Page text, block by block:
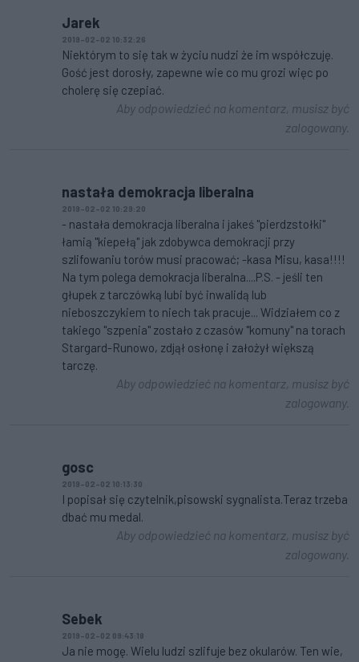
Jarek
2019-02-02 10:32:26
Niektórym to się tak w życiu nudzi że im współczuję.
Gość jest dorosły, zapewne wie co mu grozi więc po
cholerę się czepiać.
Aby odpowiedzieć na komentarz, musisz być
zalogowany.
nastała demokracja liberalna
2019-02-02 10:29:20
- nastała demokracja liberalna i jakeś "pierdzstołki"
łamią "kiepełą" jak zdobywca demokracji przy
szlifowaniu torów musi pracować; -kasa Misu, kasa!!!!
Na tym polega demokracja liberalna....P.S. - jeśli ten
głupek z tarczówką lubi być inwalidą lub
nieboszczykiem to niech tak pracuje... Widziałem co z
takiego "szpenia" zostało z czasów "komuny" na torach
Stargard-Runowo, zdjął osłonę i założył większą
tarczę.
Aby odpowiedzieć na komentarz, musisz być
zalogowany.
gosc
2019-02-02 10:13:30
I popisał się czytelnik,pisowski sygnalista.Teraz trzeba
dbać mu medal.
Aby odpowiedzieć na komentarz, musisz być
zalogowany.
Sebek
2019-02-02 09:43:18
Ja nie mogę. Wielu ludzi szlifuje bez okularów. Ten wie,